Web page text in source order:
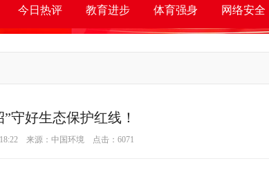
今日热评 教育进步 体育强身 网络安全
守好生态保护红线！
18:22 来源：中国环境 点击： 6071